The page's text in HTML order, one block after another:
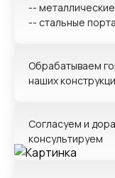
--
-- стальные
Обрабатываем
наших
Согласуем и
консультируем
Телефон*